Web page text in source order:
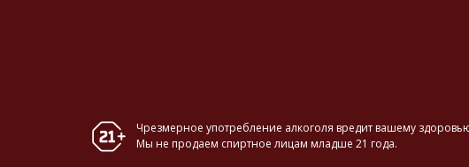
Чрезмерное употребление алкоголя вредит вашему
Мы не продаем спиртное лицам младше 21 года.